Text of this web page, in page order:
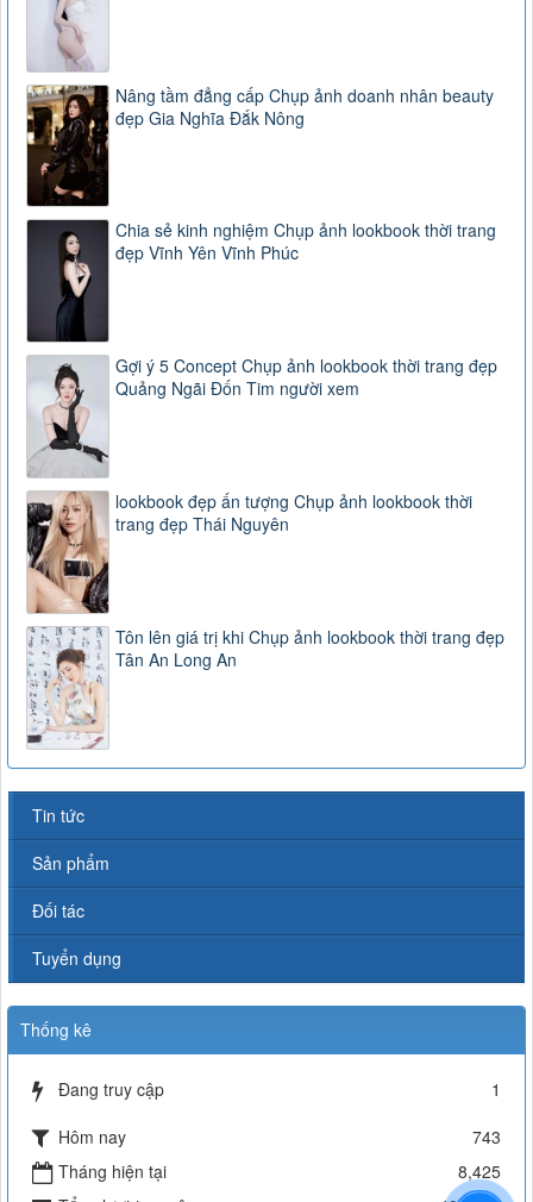
Nâng tầm đẳng cấp Chụp ảnh doanh nhân beauty
đẹp Gia Nghĩa Đắk Nông
Chia sẻ kinh nghiệm Chụp ảnh lookbook thời trang
đẹp Vĩnh Yên Vĩnh Phúc
Gợi ý 5 Concept Chụp ảnh lookbook thời trang đẹp
Quảng Ngãi Đốn Tim người xem
lookbook đẹp ấn tượng Chụp ảnh lookbook thời
trang đẹp Thái Nguyên
Tôn lên giá trị khi Chụp ảnh lookbook thời trang đẹp
Tân An Long An
Tin tức
Sản phẩm
Đối tác
Tuyển dụng
Thống kê
Đang truy cập
1
Hôm nay
743
Tháng hiện tại
8,425